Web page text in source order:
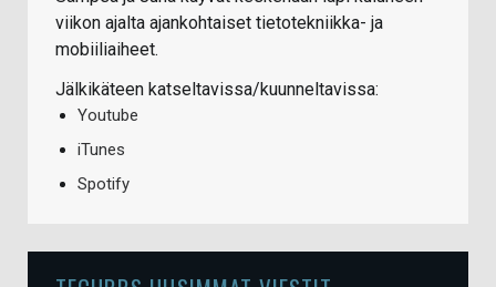
viikon ajalta ajankohtaiset tietotekniikka- ja
mobiiliaiheet.
Jälkikäteen katseltavissa/kuunneltavissa:
Youtube
iTunes
Spotify